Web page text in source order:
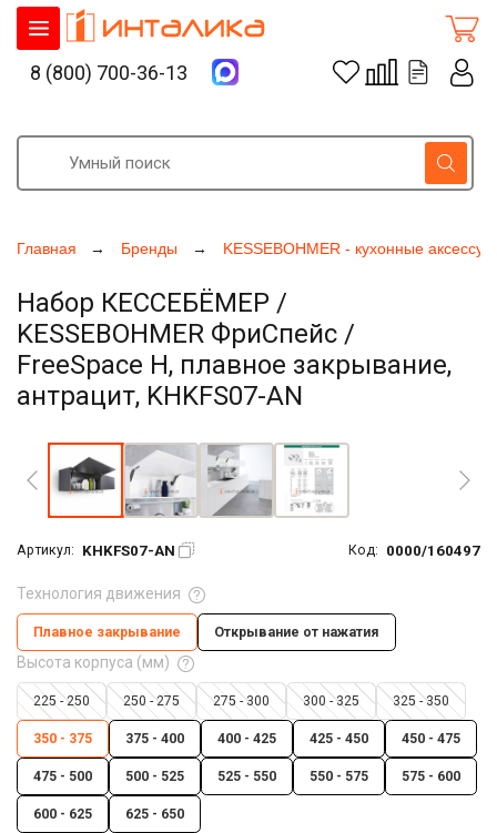
Главная Бренды KESSEBOHMER - кухонные
Набор КЕССЕБЁМЕР /
KESSEBOHMER ФриСпейс /
FreeSpace H, плавное закрывание,
антрацит, KHKFS07-AN
Артикул: KHKFS07-AN Код: 0000/160497
Технология движения
Плавное закрывание Открывание от нажатия
Высота корпуса (мм)
225 - 250 250 - 275 275 - 300 300 - 325 325 - 350
350 - 375 375 - 400 400 - 425 425 - 450 450 - 475
475 - 500 500 - 525 525 - 550 550 - 575 575 - 600
600 - 625 625 - 650
8 (800) 700-36-13